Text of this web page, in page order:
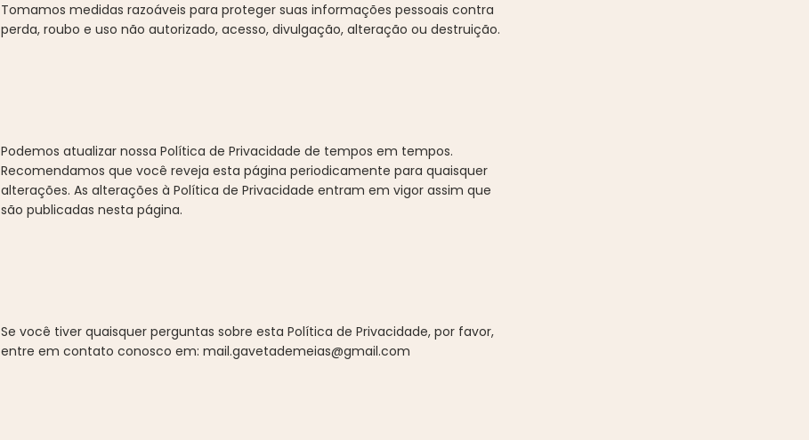
Tomamos medidas razoáveis para proteger suas informações pessoais contra
perda, roubo e uso não autorizado, acesso, divulgação, alteração ou destruição.
Podemos atualizar nossa Política de Privacidade de tempos em tempos.
Recomendamos que você reveja esta página periodicamente para quaisquer
alterações. As alterações à Política de Privacidade entram em vigor assim que
são publicadas nesta página.
Se você tiver quaisquer perguntas sobre esta Política de Privacidade, por favor,
entre em contato conosco em: mail.gavetademeias@gmail.com